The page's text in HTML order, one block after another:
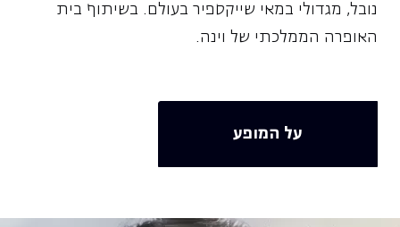
נובל, מגדולי במאי שייקספיר בעולם. בשיתוף בית
האופרה הממלכתי של וינה.
על המופע